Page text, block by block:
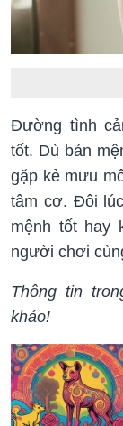
Đường tình
tốt. Dù bản
gặp kẻ mưu
tâm cơ. Đôi
mệnh tốt hay
người chơi
Thông tin
khảo!